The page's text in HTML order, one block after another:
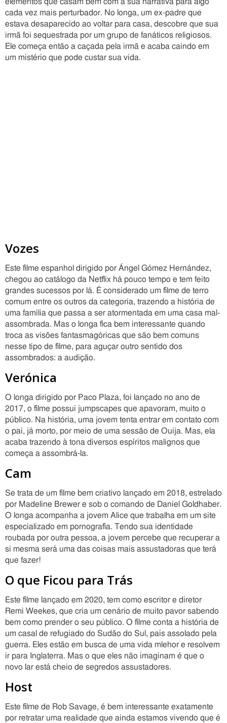
cada vez mais perturbador. No longa, um ex-padre que
estava desaparecido ao voltar para casa, descobre que sua
irmã foi sequestrada por um grupo de fanáticos religiosos.
Ele começa então a caçada pela irmã e acaba caindo em
um mistério que pode custar sua vida.
Vozes
Este filme espanhol dirigido por Ángel Gómez Hernández,
chegou ao catálogo da Netflix há pouco tempo e tem feito
grandes sucessos por lá. É considerado um filme de terro
comum entre os outros da categoria, trazendo a história de
uma família que passa a ser atormentada em uma casa mal-
assombrada. Mas o longa fica bem interessante quando
troca as visões fantasmagóricas que são bem comuns
nesse tipo de filme, para aguçar outro sentido dos
assombrados: a audição.
Verónica
O longa dirigido por Paco Plaza, foi lançado no ano de
2017, o filme possui jumpscapes que apavoram, muito o
público. Na história, uma jovem tenta entrar em contato com
o pai, já morto, por meio de uma sessão de Ouija. Mas, ela
acaba trazendo à tona diversos espíritos malignos que
começa a assombrá-la.
Cam
Se trata de um filme bem criativo lançado em 2018, estrelado
por Madeline Brewer e sob o comando de Daniel Goldhaber.
O longa acompanha a jovem Alice que trabalha em um site
especializado em pornografia. Tendo sua identidade
roubada por outra pessoa, a jovem percebe que recuperar a
si mesma será uma das coisas mais assustadoras que terá
que fazer!
O que Ficou para Trás
Este filme lançado em 2020, tem como escritor e diretor
Remi Weekes, que cria um cenário de muito pavor sabendo
bem como prender o seu público. O filme conta a história de
um casal de refugiado do Sudão do Sul, país assolado pela
guerra. Eles estão em busca de uma vida mlehor e resolvem
ir para Inglaterra. Mas o que eles não imaginam é que o
novo lar está cheio de segredos assustadores.
Host
Este filme de Rob Savage, é bem interessante exatamente
por retratar uma realidade que ainda estamos vivendo que é